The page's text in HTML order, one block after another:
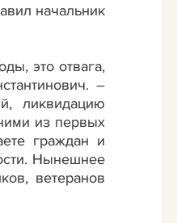
начальник
это отвага,
–
ликвидацию
из первых
граждан и
Нынешнее
ветеранов